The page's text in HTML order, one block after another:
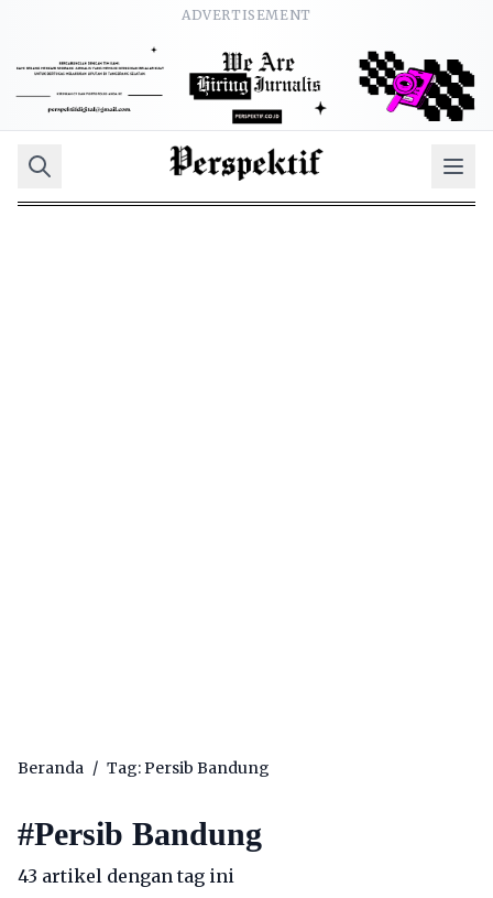
ADVERTISEMENT
Beranda / Tag: Persib Bandung
#Persib Bandung
43 artikel dengan tag ini